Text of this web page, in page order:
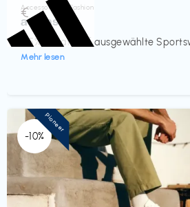
Accessoires & Fashion
adidas
-15% Rabatt auf ausgewählte
Mehr lesen
€‎
-10%
Pioneer